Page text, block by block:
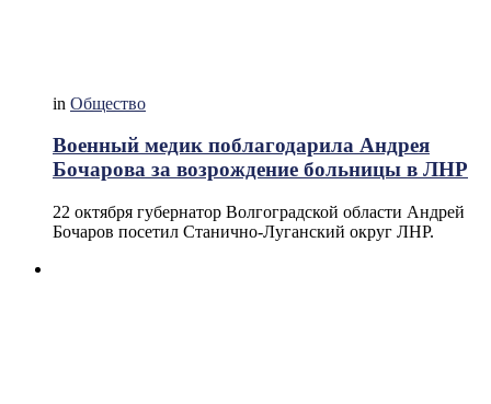
in Общество
Военный медик поблагодарила Андрея
Бочарова за возрождение больницы в ЛНР
22 октября губернатор Волгоградской области Андрей
Бочаров посетил Станично-Луганский округ ЛНР.